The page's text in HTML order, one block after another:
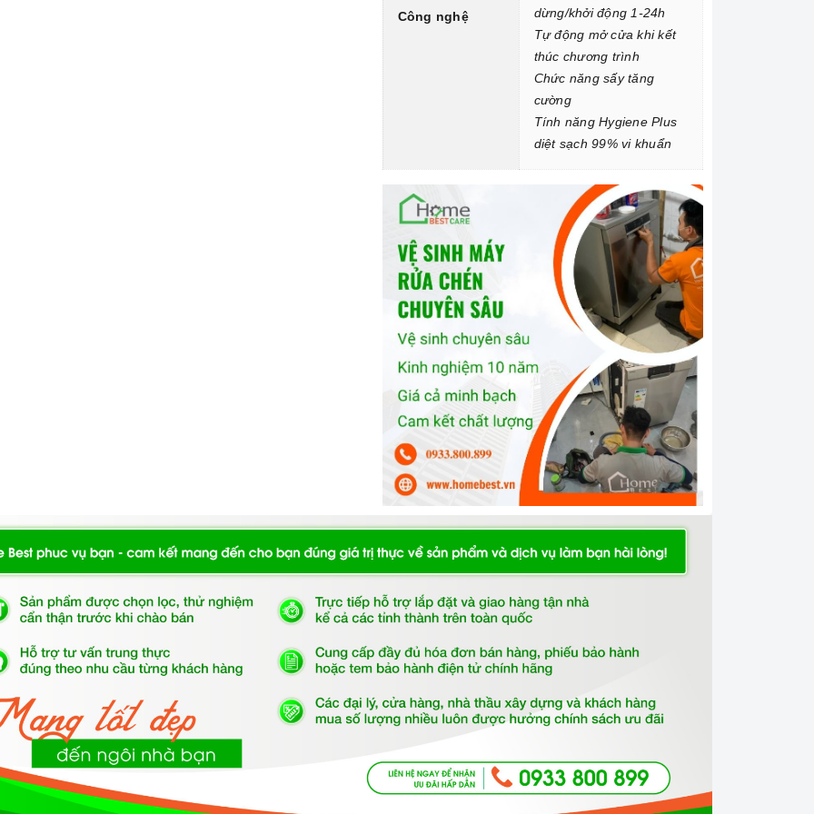
sử dụng, lắp đặt, chế độ bảo hành chính hãng, hậu mãi
nghiệm tuyệt vời và không gặp bất kỳ khó khăn nào
viên, nhân viên và kỹ thuật viên chuyên nghiệp, tận tâm
sắm và sử dụng sản phẩm.
Công nghệ
dừng/khởi động 1-24h
Tự động mở cửa khi kết
thúc chương trình
Chức năng sấy tăng
cường
Tính năng Hygiene Plus
diệt sạch 99% vi khuẩn